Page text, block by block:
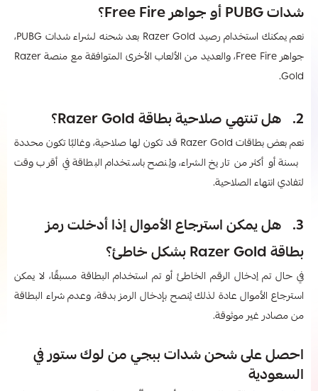
شدات PUBG أو جواهر Free Fire؟
نعم يمكنك استخدام رصيد Razer Gold بعد شحنه لشراء شدات PUBG،
جواهر Free Fire، والعديد من الألعاب الأخرى المتوافقة مع منصة Razer
Gold.
2. هل تنتهي صلاحية بطاقة Razer Gold؟
نعم بعض بطاقات Razer Gold قد تكون لها صلاحية، وغالبًا تكون محددة
بسنة أو أكثر من تاريخ الشراء، ويُنصح باستخدام البطاقة في أقرب وقت
لتفادي انتهاء الصلاحية.
3. هل يمكن استرجاع الأموال إذا أدخلت رمز
بطاقة Razer Gold بشكل خاطئ؟
في حال تم إدخال الرقم الخاطئ أو تم استخدام البطاقة مسبقًا، لا يمكن
استرجاع الأموال عادة لذلك يُنصح بإدخال الرمز بدقة، وعدم شراء البطاقة
من مصادر غير موثوقة.
احصل على شحن شدات ببجي من لوك ستور في
السعودية